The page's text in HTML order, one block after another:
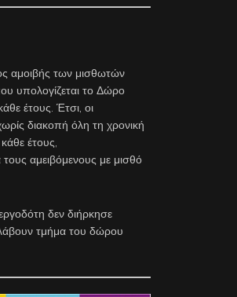
αμοιβής των μισθωτών
υπολογίζεται το Δώρο
έτους. Έτσι, οι
διακοπή όλη τη χρονική
έτους,
τους αμειβόμενους με μισθό
δεν διήρκησε
τμήμα του δώρου